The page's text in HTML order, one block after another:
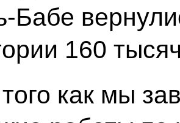
Бабе
160
как мы